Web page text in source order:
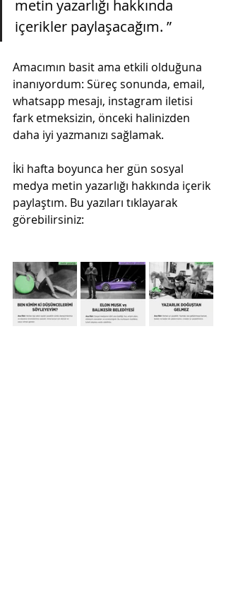
metin yazarlığı hakkında
içerikler paylaşacağım. ”
Amacımın basit ama etkili olduğuna
inanıyordum: Süreç sonunda, email,
whatsapp mesajı, instagram iletisi
fark etmeksizin, önceki halinizden
daha iyi yazmanızı sağlamak.
İki hafta boyunca her gün sosyal
medya metin yazarlığı hakkında içerik
paylaştım. Bu yazıları tıklayarak
görebilirsiniz: